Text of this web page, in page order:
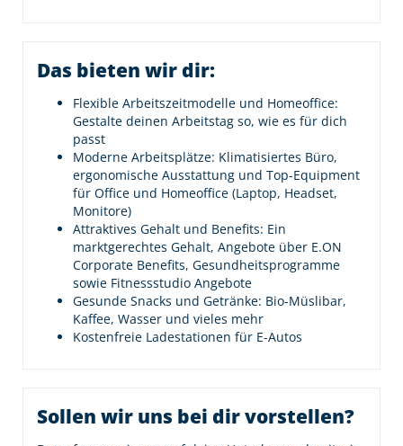
Das bieten wir dir:
Flexible Arbeitszeitmodelle und Homeoffice:
Gestalte deinen Arbeitstag so, wie es für dich
passt
Moderne Arbeitsplätze: Klimatisiertes Büro,
ergonomische Ausstattung und Top-Equipment
für Office und Homeoffice (Laptop, Headset,
Monitore)
Attraktives Gehalt und Benefits: Ein
marktgerechtes Gehalt, Angebote über E.ON
Corporate Benefits, Gesundheitsprogramme
sowie Fitnessstudio Angebote
Gesunde Snacks und Getränke: Bio-Müslibar,
Kaffee, Wasser und vieles mehr
Kostenfreie Ladestationen für E-Autos
Sollen wir uns bei dir vorstellen?